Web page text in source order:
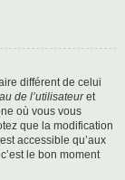
différent de celui
de l’utilisateuret
où vous vous
que la modification
accessible qu’aux
le bon moment